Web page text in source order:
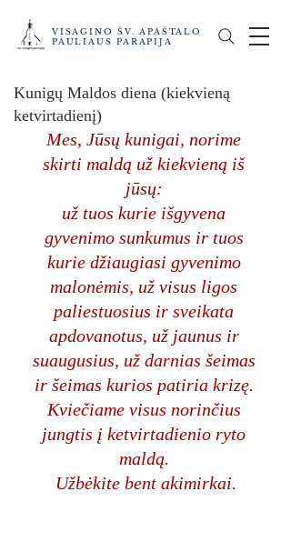
VISAGINO ŠV. APAŠTALO
PAULIAUS PARAPIJA
Kunigų Maldos diena (kiekvieną
ketvirtadienį)
Mes, Jūsų kunigai, norime
skirti maldą už kiekvieną iš
jūsų:
už tuos kurie išgyvena
gyvenimo sunkumus ir tuos
kurie džiaugiasi gyvenimo
malonėmis, už visus ligos
paliestuosius ir sveikata
apdovanotus, už jaunus ir
suaugusius, už darnias šeimas
ir šeimas kurios patiria krizę.
Kviečiame visus norinčius
jungtis į ketvirtadienio ryto
maldą.
Užbėkite bent akimirkai.